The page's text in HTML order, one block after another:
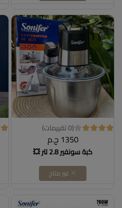
(0 تقييمات)
1350 ج.م
كبة سونفير 2.8 لتر 💥
غير متاح